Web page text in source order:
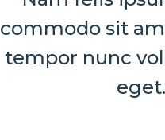
commodo sit
tempor nunc